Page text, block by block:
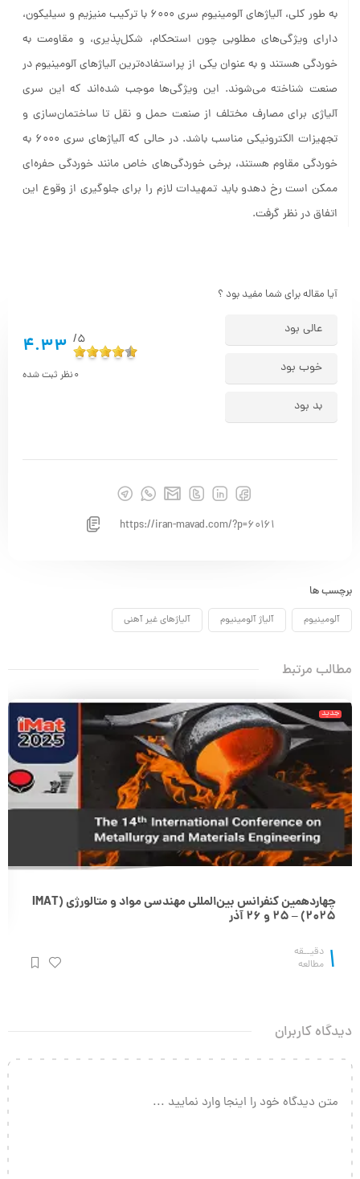
به طور کلی، آلیاژهای آلومینیوم سری 6000 با ترکیب منیزیم و سیلیکون،
دارای ویژگی‌های مطلوبی چون استحکام، شکل‌پذیری، و مقاومت به
خوردگی هستند و به عنوان یکی از پراستفاده‌ترین آلیاژهای آلومینیوم در
صنعت شناخته می‌شوند. این ویژگی‌ها موجب شده‌اند که این سری
آلیاژی برای مصارف مختلف از صنعت حمل و نقل تا ساختمان‌سازی و
تجهیزات الکترونیکی مناسب باشد. در حالی که آلیاژهای سری 6000 به
خوردگی مقاوم هستند، برخی خوردگی‌های خاص مانند خوردگی حفره‌ای
ممکن است رخ دهدو باید تمهیدات لازم را برای جلوگیری از وقوع این
اتفاق در نظر گرفت.
آیا مقاله برای شما مفید بود ؟
عالی بود
خوب بود
بد بود
5/
4.33
0نظر ثبت شده
https://iran-mavad.com/?p=60161
برچسب ها
آلومینیوم آلیاژ آلومینیوم آلیاژهای غیر آهنی
مطالب مرتبط
جدید
چهاردهمین کنفرانس بین‌المللی مهندسی مواد و متالورژی (IMAT
2025) – 25 و 26 آذر
1 دقیــقه
مطالعه
دیدگاه کاربران